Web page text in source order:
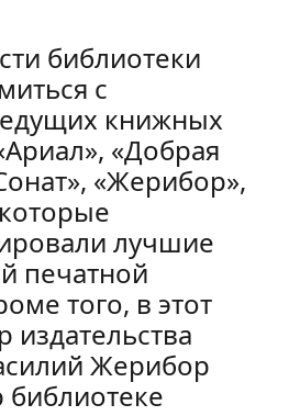
библиотеки
с
книжных
«Добрая
«Жерибор»,
лучшие
печатной
того, в этот
издательства
Жерибор
библиотеке